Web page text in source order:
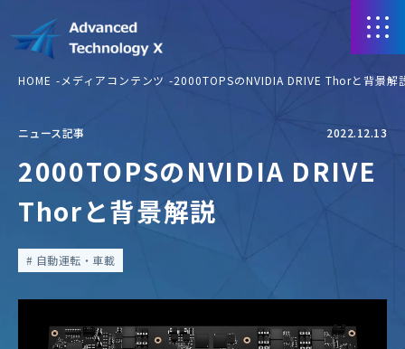
HOME メディアコンテンツ 2000TOPSのNVIDIA DRIVE Thorと背景解
ニュース記事 2022.12.13
2000TOPSのNVIDIA DRIVE
Thorと背景解説
自動運転・車載